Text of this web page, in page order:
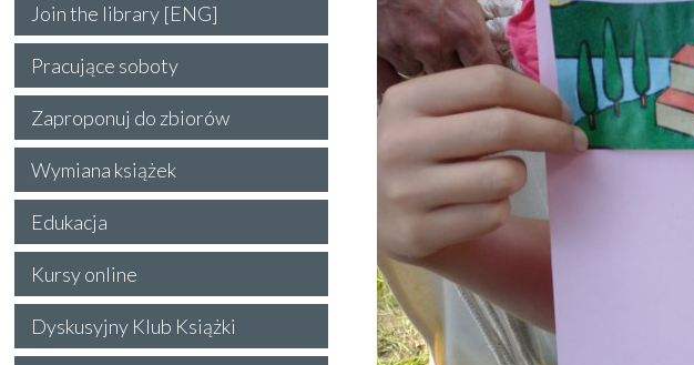
Join the library [ENG]
Pracujące soboty
Zaproponuj do zbiorów
Wymiana książek
Edukacja
Kursy online
Dyskusyjny Klub Książki